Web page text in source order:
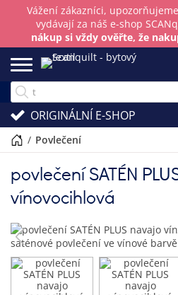
Vážení zákazníci,
vydávají za náš e-shop
nákup si vždy ověřte, že
ORIGINÁLNÍ E-SHOP
/ povlečení
povlečení SATÉN
vínovocihlová